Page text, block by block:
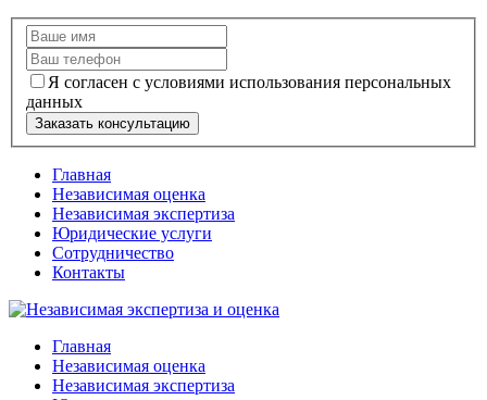
Я согласен с условиями использования персональных
данных
Заказать консультацию
Главная
Независимая оценка
Независимая экспертиза
Юридические услуги
Сотрудничество
Контакты
Главная
Независимая оценка
Независимая экспертиза